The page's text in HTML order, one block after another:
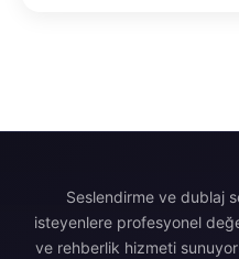
Seslendirme ve dublaj
isteyenlere profesyonel
ve rehberlik hizmeti